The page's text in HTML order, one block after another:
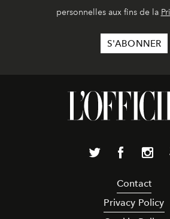
personnelles aux fins de la
Contact
Privacy Policy